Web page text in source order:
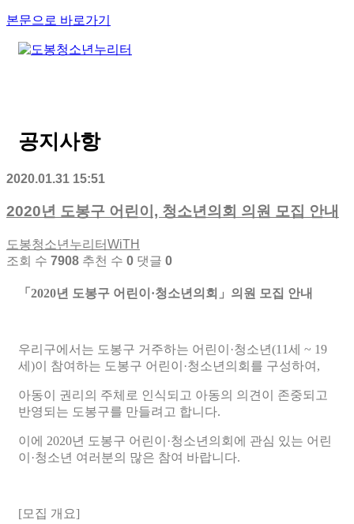
본문으로 바로가기
공지사항
2020.01.31 15:51
2020년 도봉구 어린이, 청소년의회 의원 모집 안내
도봉청소년누리터WiTH
조회 수 7908 추천 수 0 댓글 0
「2020년 도봉구 어린이·청소년의회」의원 모집 안내
우리구에서는 도봉구 거주하는 어린이·청소년(11세 ~ 19
세)이 참여하는 도봉구 어린이·청소년의회를 구성하여,
아동이 권리의 주체로 인식되고 아동의 의견이 존중되고
반영되는 도봉구를 만들려고 합니다.
이에 2020년 도봉구 어린이·청소년의회에 관심 있는 어린
이·청소년 여러분의 많은 참여 바랍니다.
[모집 개요]